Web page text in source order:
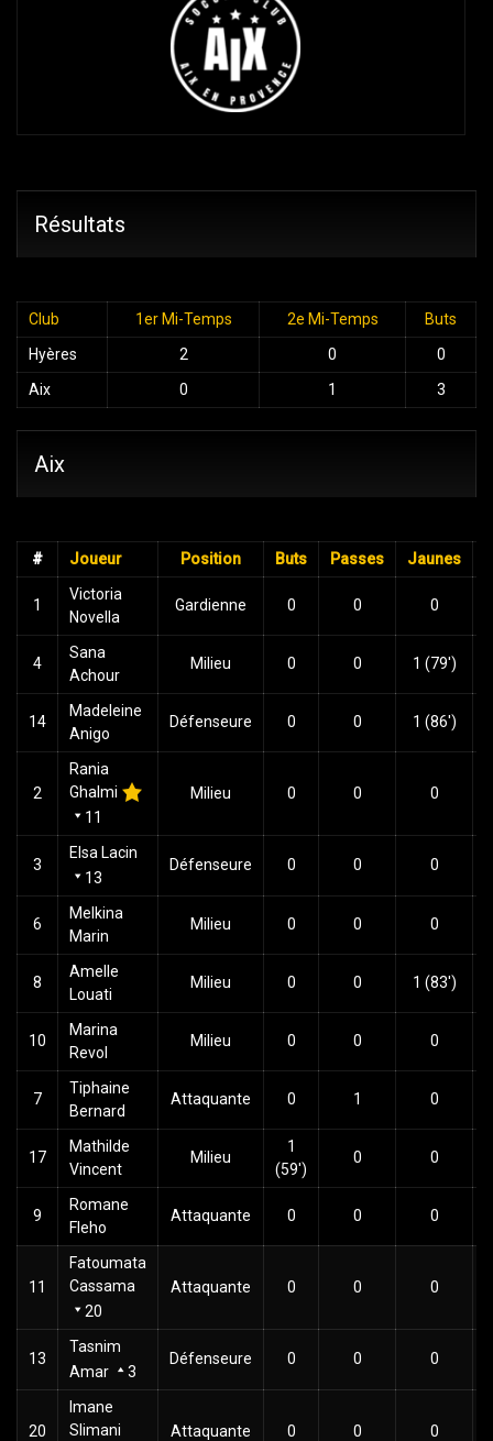
Résultats
Club 1er Mi-Temps 2e Mi-Temps
Buts
Hyères
2 0
0
Aix
0 1 3
Aix
# Joueur Position Buts Passes Jaunes
1
Victoria
Novella
Gardienne 0 0 0
4
Sana
Achour
Milieu 0 0 1 (79')
14
Madeleine
Anigo
Défenseure 0 0 1 (86')
2
Rania
Ghalmi
11
Milieu 0 0 0
3
Elsa Lacin
13
Défenseure 0 0 0
6
Melkina
Marin
Milieu 0 0 0
8
Amelle
Louati
Milieu 0 0 1 (83')
10
Marina
Revol
Milieu 0 0 0
7
Tiphaine
Bernard
Attaquante 0 1 0
17
Mathilde
Vincent
Milieu
1
(59')
0 0
9
Romane
Fleho
Attaquante 0 0 0
11
Fatoumata
Cassama
20
Attaquante 0 0 0
13
Tasnim
Amar
3
Défenseure 0 0 0
20
Imane
Slimani
Attaquante 0 0 0